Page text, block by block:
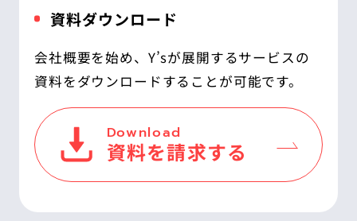
資料ダウンロード
会社概要を始め、Y’sが展開するサービスの
資料をダウンロードすることが可能です。
Download
資料を請求する